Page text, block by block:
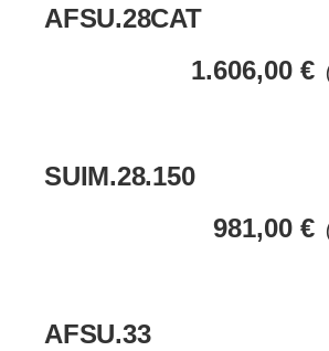
AFSU.28CAT
1.606,00 €
SUIM.28.150
981,00 €
AFSU.33